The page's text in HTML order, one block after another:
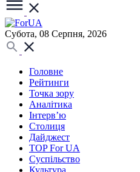
Субота, 08 Серпня, 2026
Головне
Рейтинги
Точка зору
Аналітика
Інтерв’ю
Столиця
Дайджест
TOP For UA
Суспiльство
Культура